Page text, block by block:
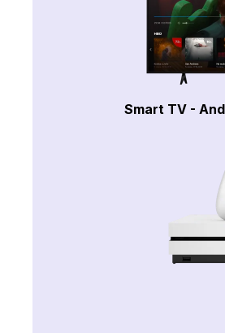
Smart TV -